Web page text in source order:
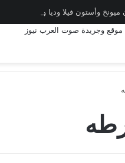
وأستون فيلا وديا والقنوات الناقلة